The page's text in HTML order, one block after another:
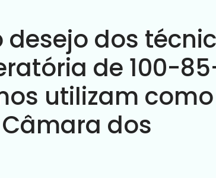
dos
de 100-
utilizam como
dos